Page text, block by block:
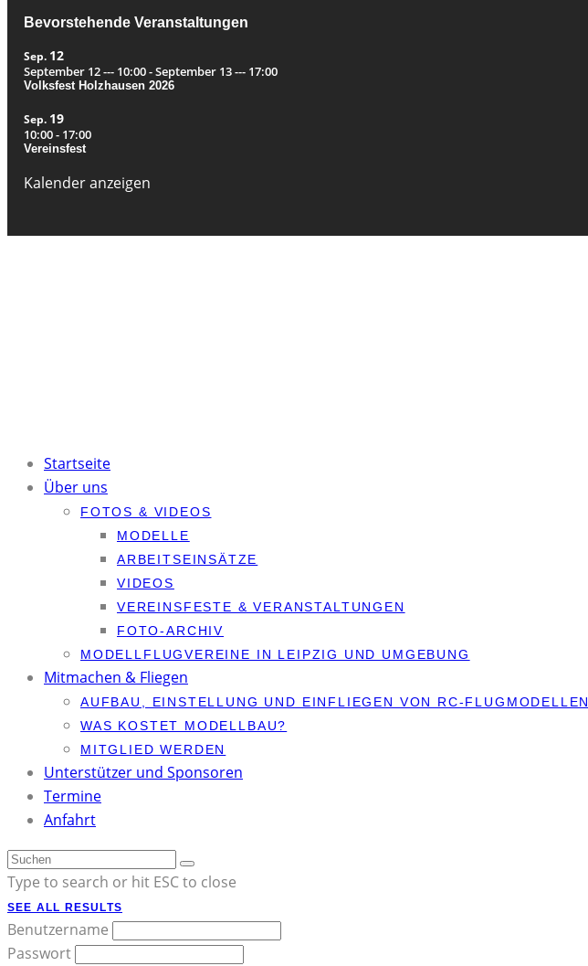
Bevorstehende Veranstaltungen
Sep. 12
September 12 --- 10:00-September 13 --- 17:00
Volksfest Holzhausen 2026
Sep. 19
10:00- 17:00
Vereinsfest
Kalender anzeigen
Startseite
Über uns
FOTOS & VIDEOS
MODELLE
ARBEITSEINSÄTZE
VIDEOS
VEREINSFESTE & VERANSTALTUNGEN
FOTO-ARCHIV
MODELLFLUGVEREINE IN LEIPZIG UND UMGEBUNG
Mitmachen & Fliegen
AUFBAU, EINSTELLUNG UND EINFLIEGEN VON RC-FLUGMODELLEN
WAS KOSTET MODELLBAU?
MITGLIED WERDEN
Unterstützer und Sponsoren
Termine
Anfahrt
Type to search or hit ESC to close
SEE ALL RESULTS
Benutzername
Passwort